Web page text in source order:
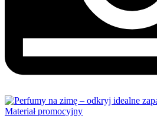
Materiał promocyjny